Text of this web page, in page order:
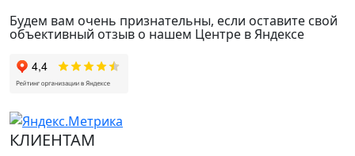
Будем вам очень признательны, если оставите свой
объективный отзыв о нашем Центре в Яндексе
КЛИЕНТАМ